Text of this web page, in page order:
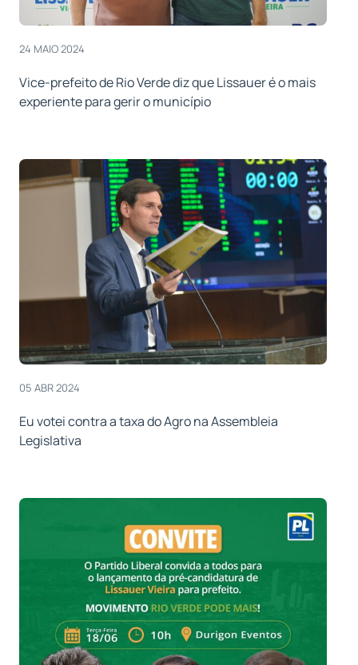
24 MAIO 2024
Vice-prefeito de Rio Verde diz que Lissauer é o mais
experiente para gerir o município
05 ABR 2024
Eu votei contra a taxa do Agro na Assembleia
Legislativa